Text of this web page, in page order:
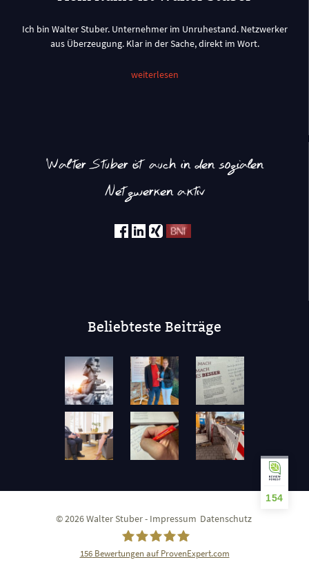
Ich bin Walter Stuber. Unternehmer im Unruhestand. Netzwerker
aus Überzeugung. Klar in der Sache, direkt im Wort.
weiterlesen
Walter Stuber ist auch in den sozialen
Netzwerken aktiv
Beliebteste Beiträge
© 2026 Walter Stuber - Impressum Datenschutz
156Bewertungen auf ProvenExpert.com
154